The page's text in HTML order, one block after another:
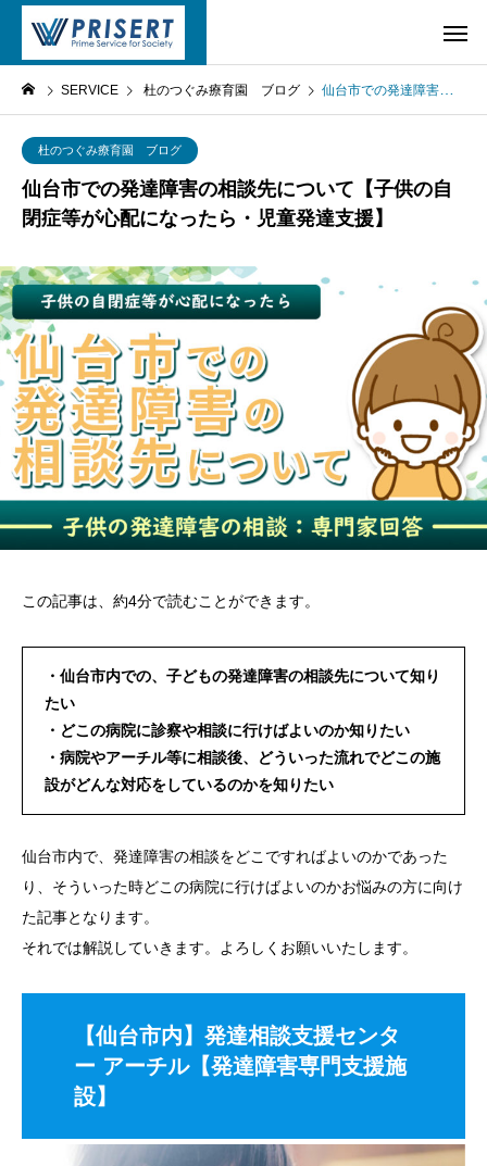
SERVICE 杜のつぐみ療育園 ブログ 仙台市での発達障害の相談先について【子供の自閉症等が心配になったら・児童発達支援】
杜のつぐみ療育園 ブログ
仙台市での発達障害の相談先について【子供の自
閉症等が心配になったら・児童発達支援】
この記事は、約4分で読むことができます。
・仙台市内での、子どもの発達障害の相談先について知り
たい
・どこの病院に診察や相談に行けばよいのか知りたい
・病院やアーチル等に相談後、どういった流れでどこの施
設がどんな対応をしているのかを知りたい
仙台市内で、発達障害の相談をどこですればよいのかであった
り、そういった時どこの病院に行けばよいのかお悩みの方に向け
た記事となります。
それでは解説していきます。よろしくお願いいたします。
【仙台市内】発達相談支援センタ
ー アーチル【発達障害専門支援施
設】